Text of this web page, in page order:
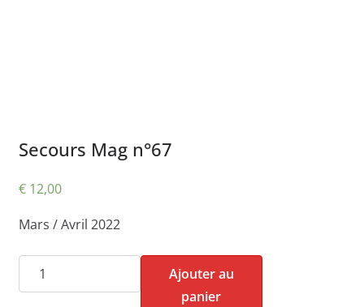
Secours Mag n°67
€12,00
Mars / Avril 2022
quantité
de
Ajouter au
panier